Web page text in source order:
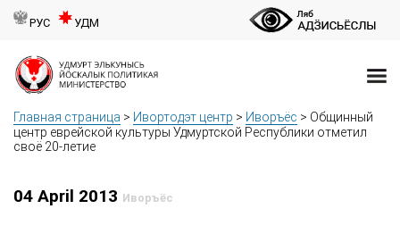
РУС УДМ
Главная страница > Ивортодэт центр > Иворъёс > Общинный
центр еврейской культуры Удмуртской Республики отметил
своё 20-летие
04 April 2013 Иворъёс